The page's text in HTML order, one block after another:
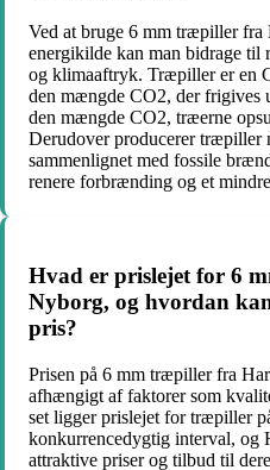
Ved at bruge 6 mm træpiller
energikilde kan man bidrage
og klimaaftryk. Træpiller er en
den mængde CO2, der frigives
den mængde CO2, træerne
Derudover producerer træpiller
sammenlignet med fossile
renere forbrænding og et
Hvad er prislejet for 6
Nyborg, og hvordan
pris?
Prisen på 6 mm træpiller fra
afhængigt af faktorer som
set ligger prislejet for træpiller
konkurrencedygtig interval, og
attraktive priser og tilbud til